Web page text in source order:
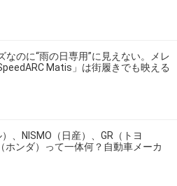
なのに“雨の日専用”に見えない。メレ
Matis」は街履きでも映える
、NISMO（日産）、GR（トヨ
ホンダ）って一体何？自動車メーカ